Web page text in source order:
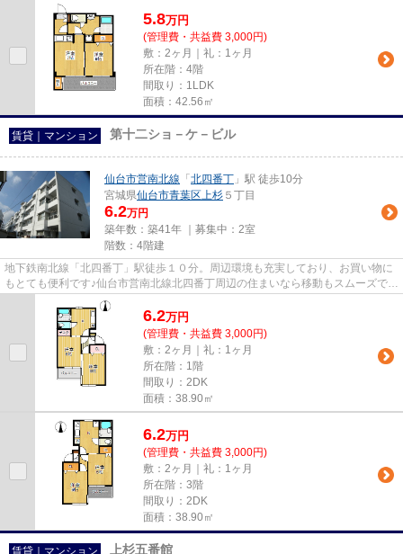
5.8万円
(管理費・共益費 3,000円)
敷：2ヶ月｜礼：1ヶ月
所在階：4階
間取り：1LDK
面積：42.56㎡
賃貸｜マンション 第十二ショ－ケ－ビル
仙台市営南北線 「 北四番丁 」駅 徒歩10分
宮城県仙台市青葉区上杉 ５丁目
6.2万円
築年数：築41年 ｜募集中： 2室
階数：4階建
地下鉄南北線「北四番丁」駅徒歩１０分。周辺環境も充実しており、お買い物に
もとても便利です♪仙台市営南北線北四番丁周辺の住まいなら移動もスムーズで通
勤・通学に快適です！
6.2万円
(管理費・共益費 3,000円)
敷：2ヶ月｜礼：1ヶ月
所在階：1階
間取り：2DK
面積：38.90㎡
6.2万円
(管理費・共益費 3,000円)
敷：2ヶ月｜礼：1ヶ月
所在階：3階
間取り：2DK
面積：38.90㎡
賃貸｜マンション 上杉五番館